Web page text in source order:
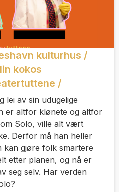
kulturhus /
kokos
/
lei av sin udugelige
er altfor klønete og altfor
Solo, ville alt vært
Derfor må han heller
kan gjøre folk smartere
etter planen, og nå er
seg selv. Har verden